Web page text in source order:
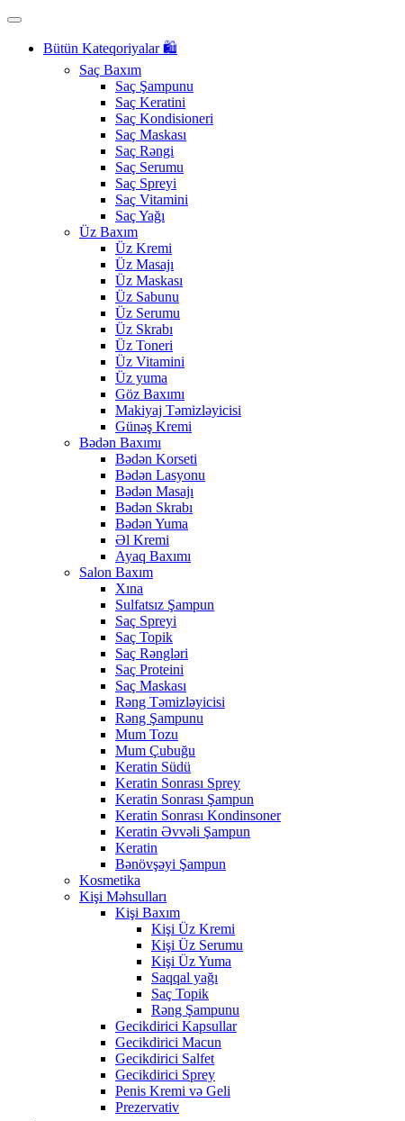
Bütün Kateqoriyalar 🛍️
Saç Baxım
Saç Şampunu
Saç Keratini
Saç Kondisioneri
Saç Maskası
Saç Rəngi
Saç Serumu
Saç Spreyi
Saç Vitamini
Saç Yağı
Üz Baxım
Üz Kremi
Üz Masajı
Üz Maskası
Üz Sabunu
Üz Serumu
Üz Skrabı
Üz Toneri
Üz Vitamini
Üz yuma
Göz Baxımı
Makiyaj Təmizləyicisi
Günəş Kremi
Bədən Baxımı
Bədən Korseti
Bədən Lasyonu
Bədən Masajı
Bədən Skrabı
Bədən Yuma
Əl Kremi
Ayaq Baxımı
Salon Baxım
Xına
Sulfatsız Şampun
Saç Spreyi
Saç Topik
Saç Rəngləri
Saç Proteini
Saç Maskası
Rəng Təmizləyicisi
Rəng Şampunu
Mum Tozu
Mum Çubuğu
Keratin Südü
Keratin Sonrası Sprey
Keratin Sonrası Şampun
Keratin Sonrası Kondinsoner
Keratin Əvvəli Şampun
Keratin
Bənövşəyi Şampun
Kosmetika
Kişi Məhsulları
Kişi Baxım
Kişi Üz Kremi
Kişi Üz Serumu
Kişi Üz Yuma
Saqqal yağı
Saç Topik
Rəng Şampunu
Gecikdirici Kapsullar
Gecikdirici Macun
Gecikdirici Salfet
Gecikdirici Sprey
Penis Kremi və Geli
Prezervativ